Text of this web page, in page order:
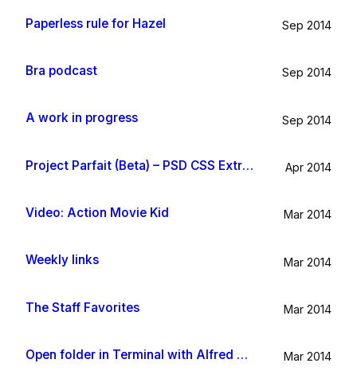
Paperless rule for Hazel Sep 2014
Bra podcast Sep 2014
A work in progress Sep 2014
Project Parfait (Beta) – PSD CSS Extraction Apr 2014
Video: Action Movie Kid Mar 2014
Weekly links Mar 2014
The Staff Favorites Mar 2014
Open folder in Terminal with Alfred App Mar 2014